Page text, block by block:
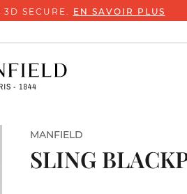
SECURE.
EN SAVOIR PLUS
MANFIELD
SLING